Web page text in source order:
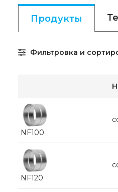
Продукты
Фильтровка и
NF100
NF120